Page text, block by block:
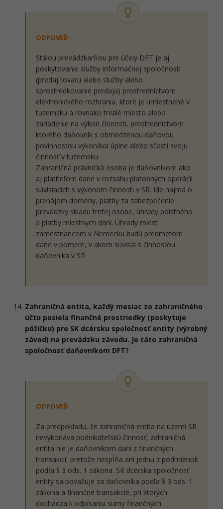
ODPOVEĎ
Stálou prevádzkarňou pre účely DFT je aj
poskytovanie služby informačnej spoločnosti
(predaj tovaru alebo služby alebo
sprostredkovanie predaja) prostredníctvom
elektronického rozhrania, ktoré je umiestnené v
tuzemsku a rovnako trvalé miesto alebo
zariadenie na výkon činnosti, prostredníctvom
ktorého daňovník s obmedzenou daňovou
povinnosťou vykonáva úplne alebo sčasti svoju
činnosť v tuzemsku.
Zahraničná právnická osoba je daňovníkom ako
aj platiteľom dane v rozsahu platobných operácií
súvisiacich s výkonom činnosti v SR. Ide najmä o
prenájom domény, platby za zabezpečenie
prevádzky skladu tretej osobe, úhrady poistného
a platby miestnych daní. Úhrady miest
zamestnancom v Nemecku budú predmetom
dane v pomere, v akom súvisia s činnosťou
daňovníka v SR.
Zahraničná entita, každý mesiac zo zahraničného
účtu posiela finančné prostriedky (poskytuje
pôžičku) pre SK dcérsku spoločnosť entity (výrobný
závod) na prevádzku závodu. Je táto zahraničná
spoločnosť daňovníkom DFT?
ODPOVEĎ
Za predpokladu, že zahraničná entita na území SR
nevykonáva podnikateľskú činnosť, zahraničná
entita nie je daňovníkom dani z finančných
transakcií, pretože nespĺňa ani jednu z podmienok
podľa § 3 ods. 1 zákona. SK dcérska spoločnosť
entity sa považuje za daňovníka podľa § 3 ods. 1
zákona a finančné transakcie, pri ktorých
dochádza k odpísaniu sumy finančných